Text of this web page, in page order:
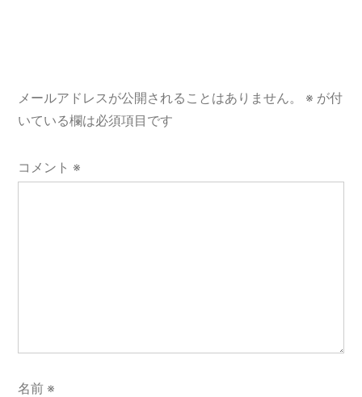
ン
メールアドレスが公開されることはありません。 ※ が付
いている欄は必須項目です
コメント ※
名前 ※